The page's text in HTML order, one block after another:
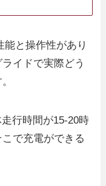
能と操作性があり
イドで実際どう
行時間が15-20時
で充電ができる